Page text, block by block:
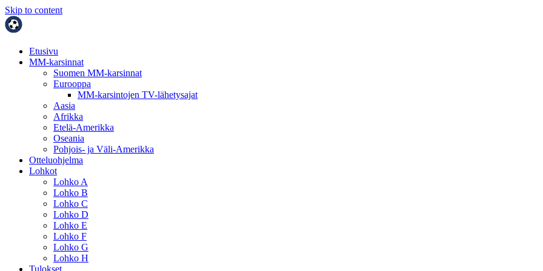
Skip to content
Etusivu
MM-karsinnat
Suomen MM-karsinnat
Eurooppa
MM-karsintojen TV-lähetysajat
Aasia
Afrikka
Etelä-Amerikka
Oseania
Pohjois- ja Väli-Amerikka
Otteluohjelma
Lohkot
Lohko A
Lohko B
Lohko C
Lohko D
Lohko E
Lohko F
Lohko G
Lohko H
Tulokset